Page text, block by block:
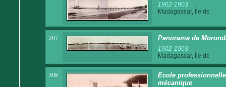
1902-1903
Madagascar, Île de
507 Panorama de
1902-1903
Madagascar, Île de
508
Ecole
mécanique